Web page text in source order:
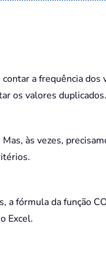
a frequência
os valores duplicados.
às vezes,
fórmula da função
Excel.